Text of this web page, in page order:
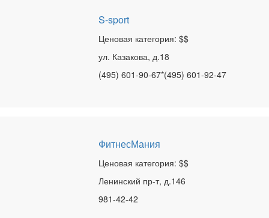
S-sport
Ценовая категория: $$
ул. Казакова, д.18
(495) 601-90-67*(495) 601-92-47
ФитнесМания
Ценовая категория: $$
Ленинский пр-т, д.146
981-42-42